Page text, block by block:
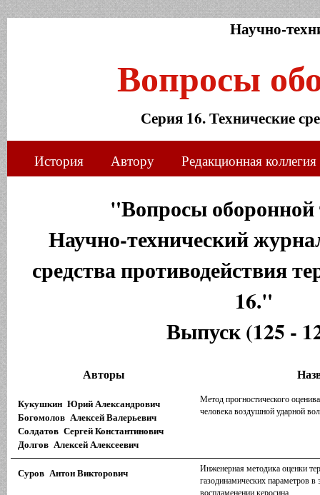
Научно-
Вопросы
Серия 16. Технические
История Автору Редакционная коллегия
"Вопросы оборонной
Научно-технический
средства противодействия
16."
Выпуск (125 -
Авторы
Кукушкин Юрий Александрович
Богомолов Алексей Валерьевич
Солдатов Сергей Константинович
Долгов Алексей Алексеевич
Метод прогностического
человека воздушной ударной
Суров Антон Викторович
Инженерная методика оценки
газодинамических параметров
воспламенении керосина